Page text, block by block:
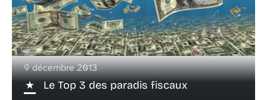
9 décembre 2013
Le Top 3 des paradis fiscaux